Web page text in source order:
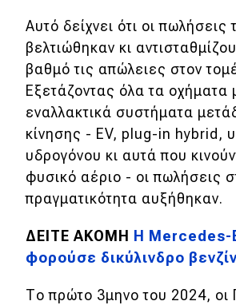
Αυτό δείχνει ότι οι πωλήσεις
βελτιώθηκαν κι
βαθμό τις απώλειες στον
Εξετάζοντας όλα τα οχήματα
εναλλακτικά συστήματα
κίνησης - EV, plug-in hybrid,
υδρογόνου κι αυτά που
φυσικό αέριο - οι πωλήσεις
πραγματικότητα αυξήθηκαν.
ΔΕΙΤΕ ΑΚΟΜΗ Η Mercedes-
φορούσε δικύλινδρο
Το πρώτο 3μηνο του 2024, οι